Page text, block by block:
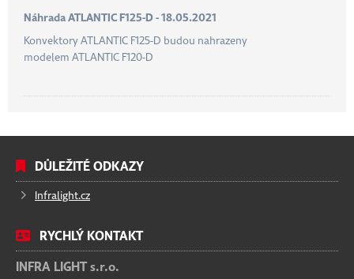
Náhrada ATLANTIC F125-D - 18.05.2021
Konvektory ATLANTIC F125-D budou nahrazeny
modelem ATLANTIC F120-D
DŮLEŽITÉ ODKAZY
Infralight.cz
RYCHLÝ KONTAKT
INFRA LIGHT s.r.o.